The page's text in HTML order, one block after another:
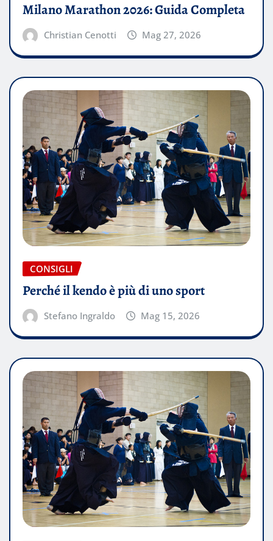
Milano Marathon 2026: Guida Completa
Christian Cenotti Mag 27, 2026
CONSIGLI
Perché il kendo è più di uno sport
Stefano Ingraldo Mag 15, 2026